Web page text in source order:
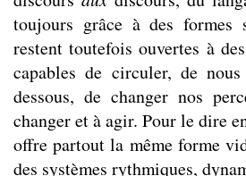
toujours grâce à des formes
restent toutefois ouvertes à
capables de circuler, de
dessous, de changer nos
changer et à agir. Pour le dire
offre partout la même forme
des systèmes rythmiques,